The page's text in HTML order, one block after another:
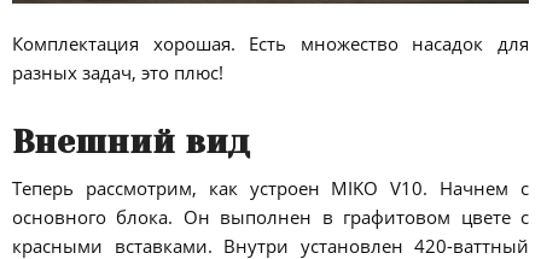
Комплектация хорошая. Есть множество насадок для
разных задач, это плюс!
Внешний вид
Теперь рассмотрим, как устроен MIKO V10. Начнем с
основного блока. Он выполнен в графитовом цвете с
красными вставками. Внутри установлен 420-ваттный